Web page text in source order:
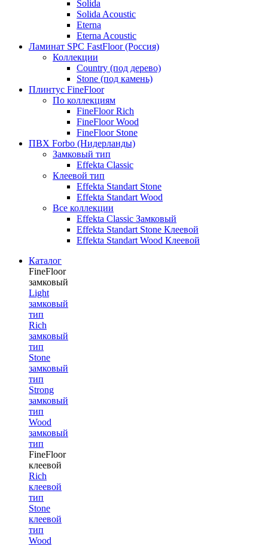
Solida
Solida Acoustic
Eterna
Eterna Acoustic
Ламинат SPC FastFloor (Россия)
Коллекции
Country (под дерево)
Stone (под камень)
Плинтус FineFloor
По коллекциям
FineFloor Rich
FineFloor Wood
FineFloor Stone
ПВХ Forbo (Нидерланды)
Замковый тип
Effekta Classic
Клеевой тип
Effekta Standart Stone
Effekta Standart Wood
Все коллекции
Effekta Classic Замковый
Effekta Standart Stone Клеевой
Effekta Standart Wood Клеевой
Каталог
FineFloor
замковый
Light
замковый
тип
Rich
замковый
тип
Stone
замковый
тип
Strong
замковый
тип
Wood
замковый
тип
FineFloor
клеевой
Rich
клеевой
тип
Stone
клеевой
тип
Wood